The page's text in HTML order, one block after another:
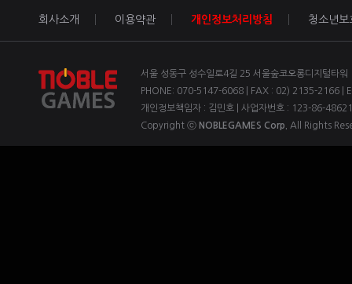
회사소개 이용약관 개인정보처리방침 청소년보
서울 성동구 성수일로4길 25 서울숲코오롱디지털타
PHONE: 070-5147-6068 | FAX : 02) 2135-2166 |
개인정보책임자 : 김민호 | 사업자번호 : 123-86-
Copyright ⓒ NOBLEGAMES Corp. All Rights